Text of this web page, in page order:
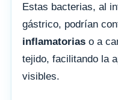
Estas bacterias, al
gástrico, podrían
inflamatorias o a
tejido, facilitando la
visibles.